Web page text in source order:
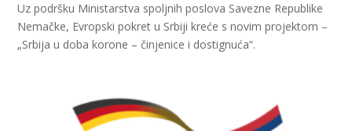
Uz podršku Ministarstva spoljnih poslova Savezne Republike
Nemačke, Evropski pokret u Srbiji kreće s novim projektom –
„Srbija u doba korone – činjenice i dostignuća“.